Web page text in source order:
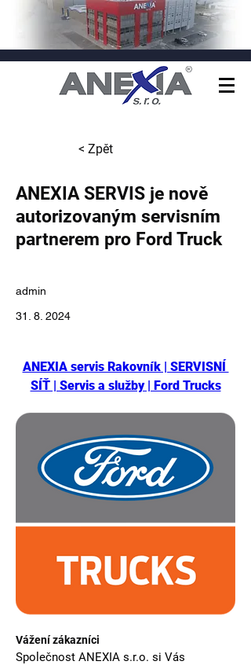
< Zpět
ANEXIA SERVIS je nově
autorizovaným servisním
partnerem pro Ford Truck
admin
31. 8. 2024
ANEXIA servis Rakovník | SERVISNÍ
SÍŤ | Servis a služby | Ford Trucks
Vážení zákazníci
Společnost ANEXIA s.r.o. si Vás